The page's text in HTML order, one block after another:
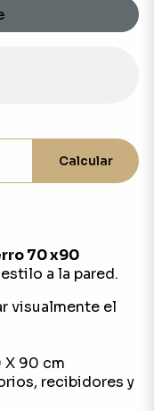
Calcular
70 x90
a la pared.
visualmente el
90 cm
recibidores y